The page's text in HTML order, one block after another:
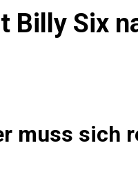
Billy Six
muss sich